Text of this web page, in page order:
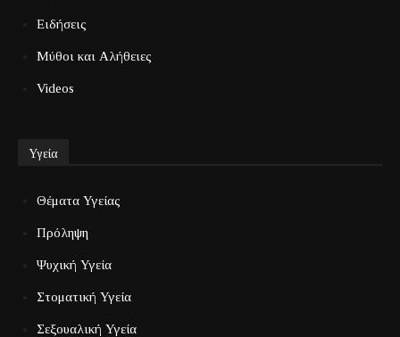
Ειδήσεις
Μύθοι και Αλήθειες
Videos
Υγεία
Θέματα Υγείας
Πρόληψη
Ψυχική Υγεία
Στοματική Υγεία
Σεξουαλική Υγεία